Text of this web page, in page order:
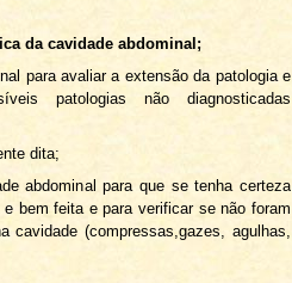
da cavidade abdominal;
para avaliar a extensão da patologia e
patologias não diagnosticadas
dita;
abdominal para que se tenha certeza
bem feita e para verificar se não foram
cavidade (compressas,gazes, agulhas,